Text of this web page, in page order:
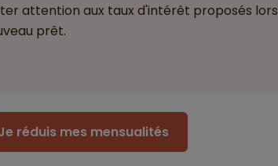
réduis mes mensualités
attention aux taux d'intérêt proposés
prêt.